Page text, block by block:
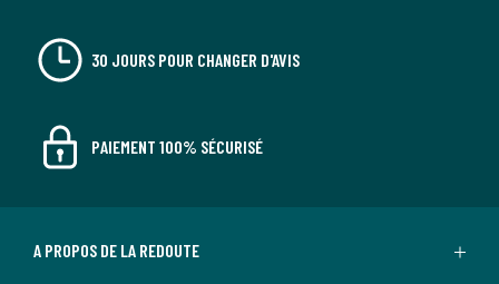
30 JOURS POUR CHANGER D'AVIS
PAIEMENT 100% SÉCURISÉ
A PROPOS DE LA REDOUTE